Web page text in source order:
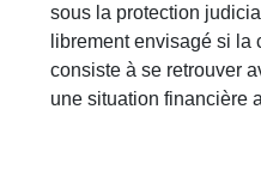
sous la protection
librement envisagé si
consiste à se retrouver
une situation financière